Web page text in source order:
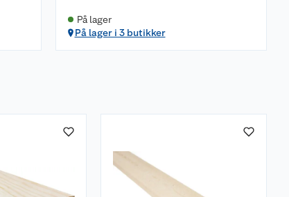
På lager
På lager i 3 butikker